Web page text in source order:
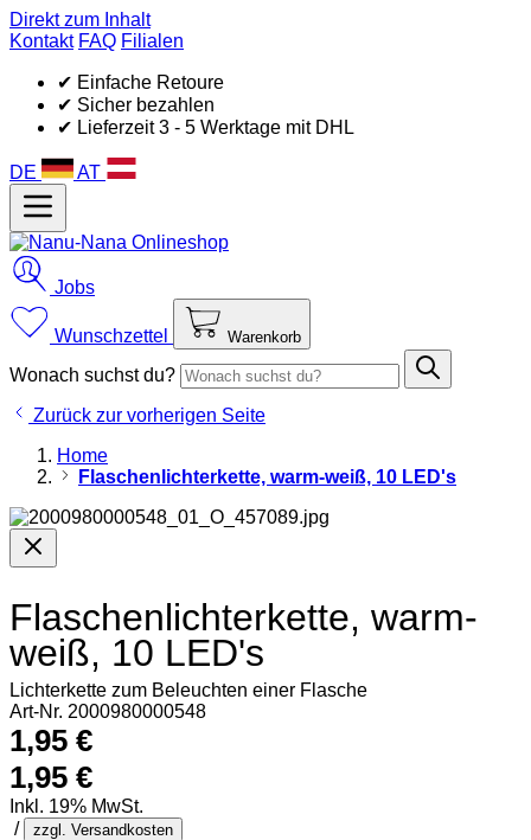
Direkt zum Inhalt
Kontakt FAQ Filialen
✔ Einfache Retoure
✔ Sicher bezahlen
✔ Lieferzeit 3 - 5 Werktage mit DHL
DE AT
Jobs
Wunschzettel Warenkorb
Wonach suchst du?
Zurück zur vorherigen Seite
Home
Flaschenlichterkette, warm-weiß, 10 LED's
Flaschenlichterkette, warm-
weiß, 10 LED's
Lichterkette zum Beleuchten einer Flasche
Art-Nr. 2000980000548
1,95 €
1,95 €
Inkl. 19% MwSt.
/
zzgl. Versandkosten